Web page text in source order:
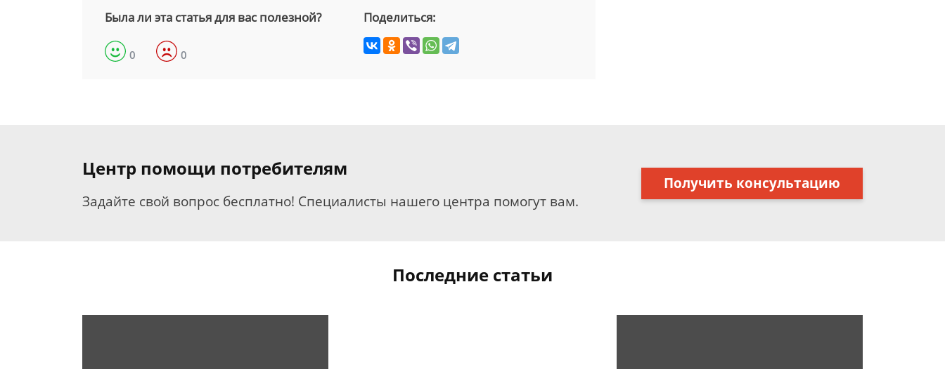
Была ли эта статья для вас полезной?
0 0
Поделиться:
Центр помощи потребителям
Задайте свой вопрос бесплатно! Специалисты нашего центра помогут вам.
Получить консультацию
Последние статьи